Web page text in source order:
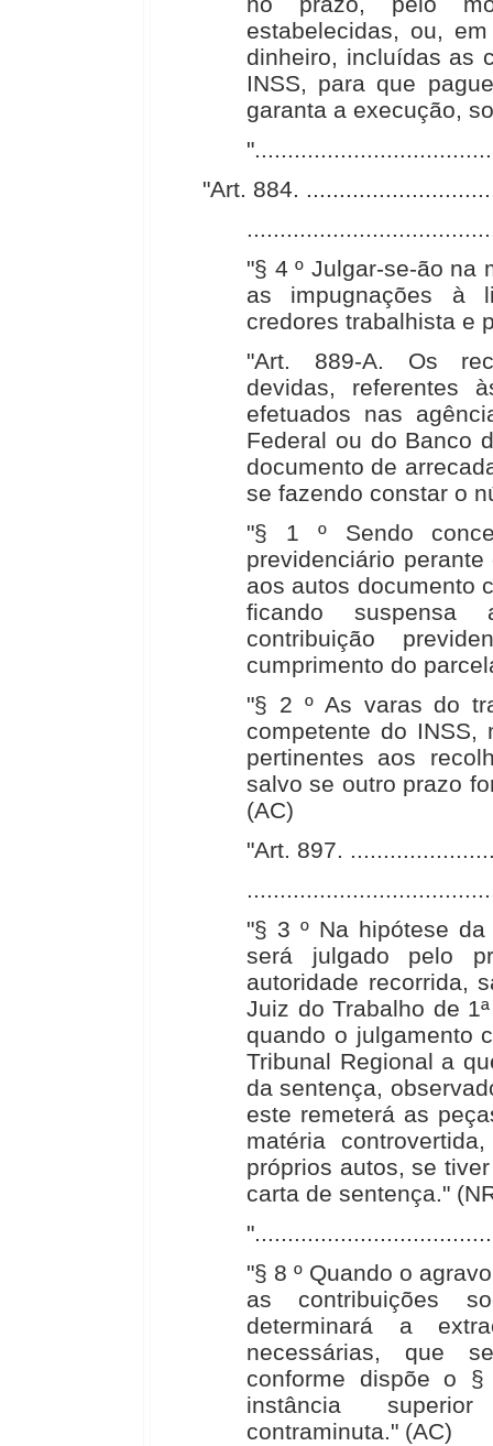
estabelecidas, ou,
dinheiro, incluídas as
INSS, para que
garanta a execução,
"Art. 884.
"§ 4 º Julgar-se-ão na
as impugnações à
credores trabalhista e
"Art. 889-A. Os
devidas, referentes
efetuados nas
Federal ou do Banco
documento de
se fazendo constar o
"§ 1 º Sendo
previdenciário
aos autos documento
ficando suspensa
contribuição
cumprimento do
"§ 2 º As varas do
competente do INSS,
pertinentes aos
salvo se outro prazo
(AC)
"Art. 897.
"§ 3 º Na hipótese
será julgado pelo
autoridade recorrida,
Juiz do Trabalho de
quando o julgamento
Tribunal Regional a
da sentença,
este remeterá as
matéria
próprios autos, se
carta de sentença."
"§ 8 º Quando o
as contribuições
determinará a
necessárias, que
conforme dispõe o
instância
contraminuta." (AC)